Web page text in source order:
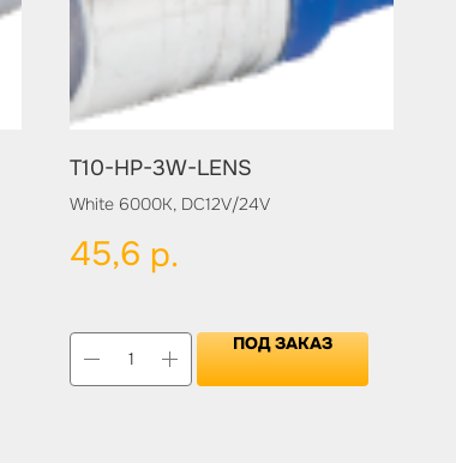
T10-HP-3W-LENS
White 6000K, DC12V/24V
45,6 р.
ПОД ЗАКАЗ